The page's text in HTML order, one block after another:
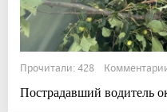
Прочитали: 428
Пострадавший водитель